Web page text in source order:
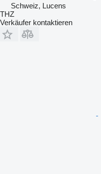
Schweiz, Lucens
THZ
Verkäufer kontaktieren